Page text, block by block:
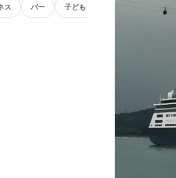
ス バー 子ども向け